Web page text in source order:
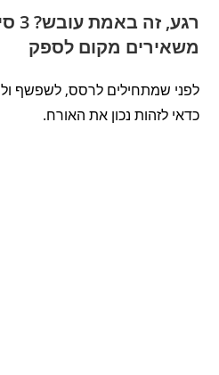
משאירים מקום לספק
לפני שמתחילים לרסס, לשפשף
כדאי לזהות נכון את האורח.